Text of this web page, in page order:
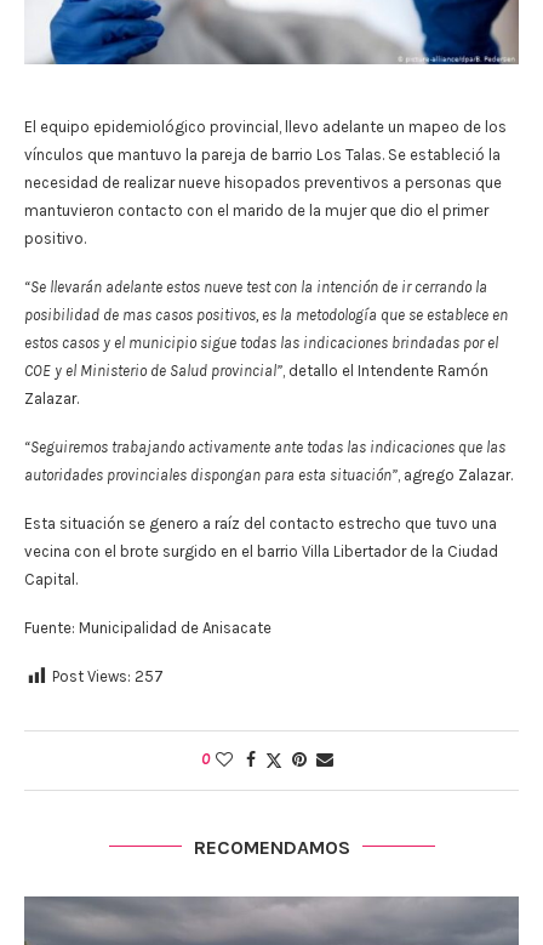
El equipo epidemiológico provincial, llevo adelante un mapeo de los
vínculos que mantuvo la pareja de barrio Los Talas. Se estableció la
necesidad de realizar nueve hisopados preventivos a personas que
mantuvieron contacto con el marido de la mujer que dio el primer
positivo.
“Se llevarán adelante estos nueve test con la intención de ir cerrando la
posibilidad de mas casos positivos, es la metodología que se establece en
estos casos y el municipio sigue todas las indicaciones brindadas por el
COE y el Ministerio de Salud provincial” , detallo el Intendente Ramón
Zalazar.
“Seguiremos trabajando activamente ante todas las indicaciones que las
autoridades provinciales dispongan para esta situación” , agrego Zalazar.
Esta situación se genero a raíz del contacto estrecho que tuvo una
vecina con el brote surgido en el barrio Villa Libertador de la Ciudad
Capital.
Fuente: Municipalidad de Anisacate
Post Views: 257
0
RECOMENDAMOS